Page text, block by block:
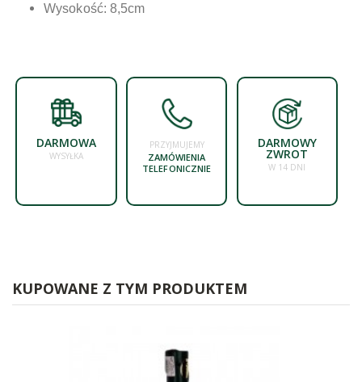
Wysokość: 8,5cm
DARMOWA
WYSYŁKA
PRZYJMUJEMY
ZAMÓWIENIA
TELEFONICZNIE
DARMOWY
ZWROT
W 14 DNI
KUPOWANE Z TYM PRODUKTEM